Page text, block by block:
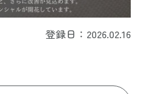
登録日：2026.02.16